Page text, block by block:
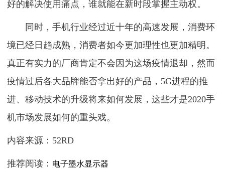
好的解决使用痛点，谁就能在新时段掌握主动权。
同时，手机行业经过近十年的高速发展，消费环
境已经日趋成熟，消费者如今更加理性也更加精明。
真正有实力的厂商肯定不会因为这场疫情退却，然而
疫情过后各大品牌能否拿出好的产品，5G进程的推
进、移动技术的升级将来如何发展，这些才是2020手
机市场发展如何的重头戏。
内容来源：52RD
推荐阅读： 电子墨水显示器